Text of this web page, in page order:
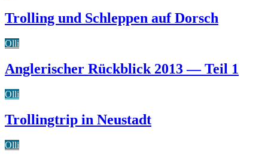
Trolling und Schleppen auf Dorsch
Olli
Anglerischer Rückblick 2013 — Teil 1
Olli
Trollingtrip in Neustadt
Olli